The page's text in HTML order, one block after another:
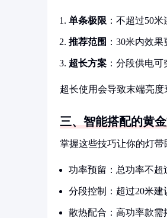
单条极限 ：不超过50米
推荐范围 ：30米内效果
超长方案 ：分段供电可
超长使用会导致末端亮度
三、智能搭配的黄
掌握这些技巧让你的灯带
功率预留：总功率不超
分段控制：超过20米建
散热配合：高功率款需